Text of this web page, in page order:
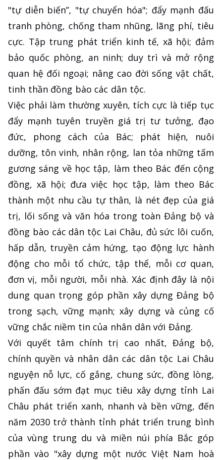
"tự diễn biến”, "tự chuyển hóa"; đẩy mạnh đấu
tranh phòng, chống tham nhũng, lãng phí, tiêu
cực. Tập trung phát triển kinh tế, xã hội; đảm
bảo quốc phòng, an ninh; duy trì và mở rộng
quan hệ đối ngoại; nâng cao đời sống vật chất,
tinh thần đồng bào các dân tộc.
Việc phải làm thường xuyên, tích cực là tiếp tục
đẩy mạnh tuyên truyền giá trị tư tưởng, đạo
đức, phong cách của Bác; phát hiện, nuôi
dưỡng, tôn vinh, nhân rộng, lan tỏa những tấm
gương sáng về học tập, làm theo Bác đến cộng
đồng, xã hội; đưa việc học tập, làm theo Bác
thành một nhu cầu tự thân, là nét đẹp của giá
trị, lối sống và văn hóa trong toàn Đảng bộ và
đồng bào các dân tộc Lai Châu, đủ sức lôi cuốn,
hấp dẫn, truyền cảm hứng, tạo động lực hành
động cho mỗi tổ chức, tập thể, mỗi cơ quan,
đơn vị, mỗi người, mỗi nhà. Xác định đây là nội
dung quan trọng góp phần xây dựng Đảng bộ
trong sạch, vững mạnh; xây dựng và củng cố
vững chắc niềm tin của nhân dân với Đảng.
Với quyết tâm chính trị cao nhất, Đảng bộ,
chính quyền và nhân dân các dân tộc Lai Châu
nguyện nỗ lực, cố gắng, chung sức, đồng lòng,
phấn đấu sớm đạt mục tiêu xây dựng tỉnh Lai
Châu phát triển xanh, nhanh và bền vững, đến
năm 2030 trở thành tỉnh phát triển trung bình
của vùng trung du và miền núi phía Bắc góp
phần vào "xây dựng một nước Việt Nam hoà